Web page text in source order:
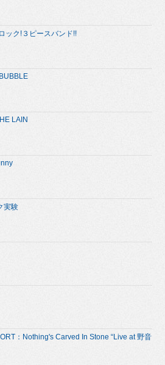
ック!３ピースバンド!!
LAIN
実験
：Nothing's Carved In Stone “Live at 野音